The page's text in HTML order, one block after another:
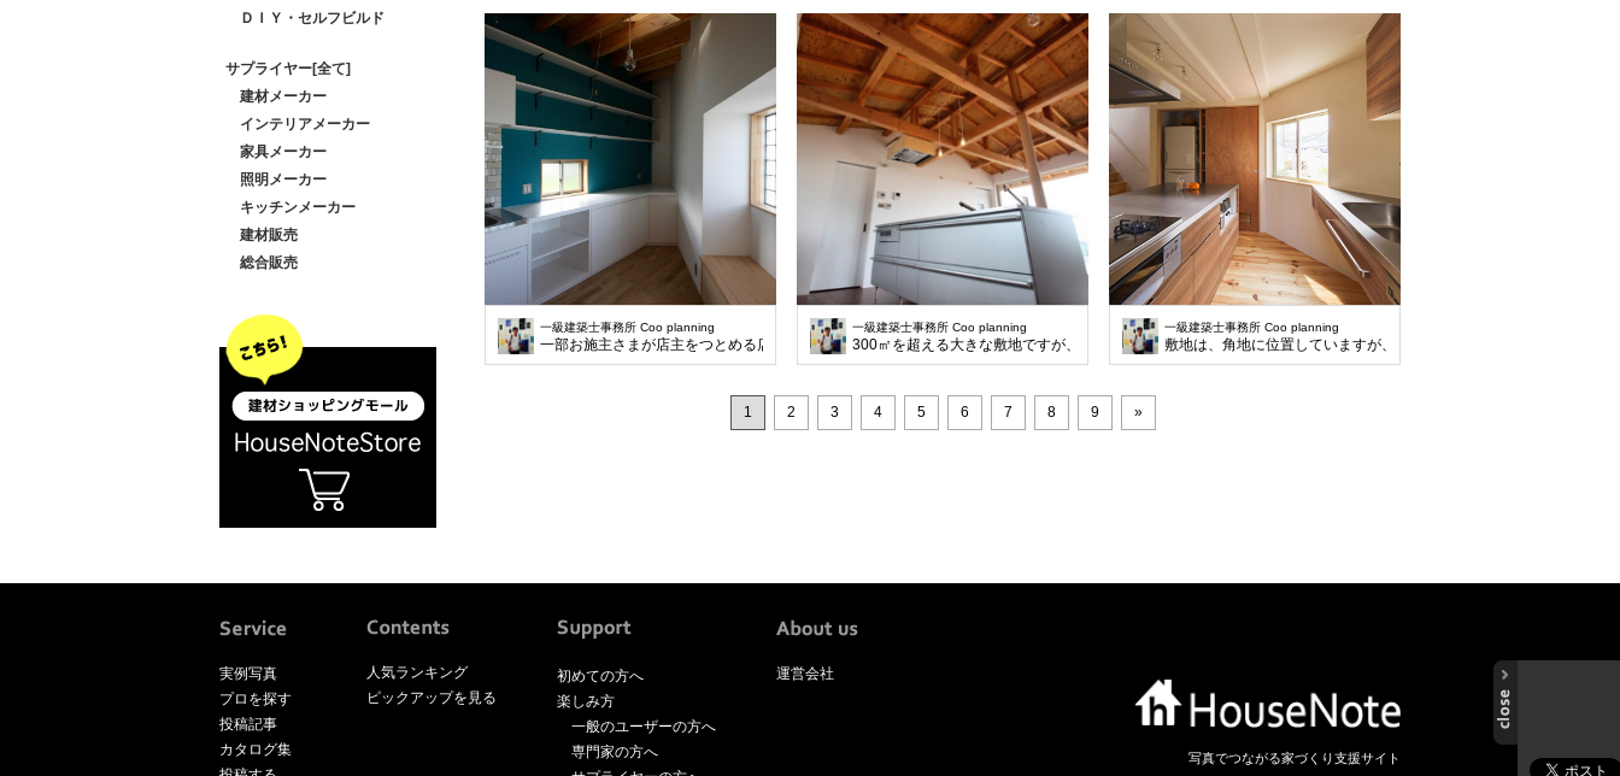
ＤＩＹ・セルフビルド
サプライヤー[全て]
建材メーカー
インテリアメーカー
家具メーカー
照明メーカー
キッチンメーカー
建材販売
総合販売
一級建築士事務所 Coo planning
一部お施主さまが店主をつとめる店舗として利用する計画です。前面道路は、12メートルと広めです。歩道には、緩やかな勾配がついていて、敷地の端から端ま
一級建築士事務所 Coo planning
300㎡を超える大きな敷地ですが、そのほとんどが傾斜地で占められています。深基礎を利用しながら平屋建ての住
一級建築士事務所 Coo planning
敷地は、角地に位置していますが、長手方向の道路には、ゆるやか
1 2 3 4 5 6 7 8 9 »
実例写真
プロを探す
投稿記事
カタログ集
人気ランキング
ピックアップを見る
初めての方へ
楽しみ方
一般のユーザーの方へ
専門家の方へ
運営会社
写真でつながる家づくり支援サイト